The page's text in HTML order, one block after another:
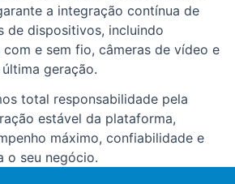
a integração contínua de
de dispositivos, incluindo
com e sem fio, câmeras de vídeo e
geração.
total responsabilidade pela
estável da plataforma,
máximo, confiabilidade e
o seu negócio.